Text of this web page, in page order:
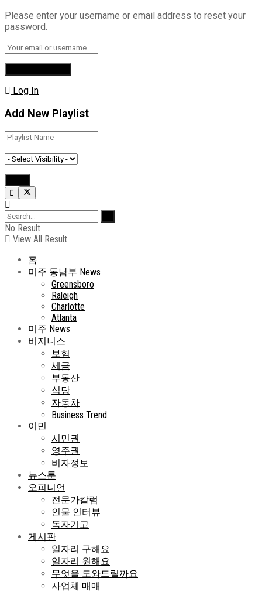
Please enter your username or email address to reset your
password.
Log In
Add New Playlist
No Result
View All Result
홈
미주 동남부 News
Greensboro
Raleigh
Charlotte
Atlanta
미주 News
비지니스
보험
세금
부동산
식당
자동차
Business Trend
이민
시민권
영주권
비자정보
뉴스툰
오피니언
전문가칼럼
인물 인터뷰
독자기고
게시판
일자리 구해요
일자리 원해요
무엇을 도와드릴까요
사업체 매매